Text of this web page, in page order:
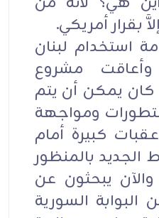
بقرار أمريكي.
استخدام لبنان
وأعاقت مشروع
كان يمكن أن يتم
ومواجهة
كبيرة أمام
بالمنظور
والآن يبحثون عن
السورية